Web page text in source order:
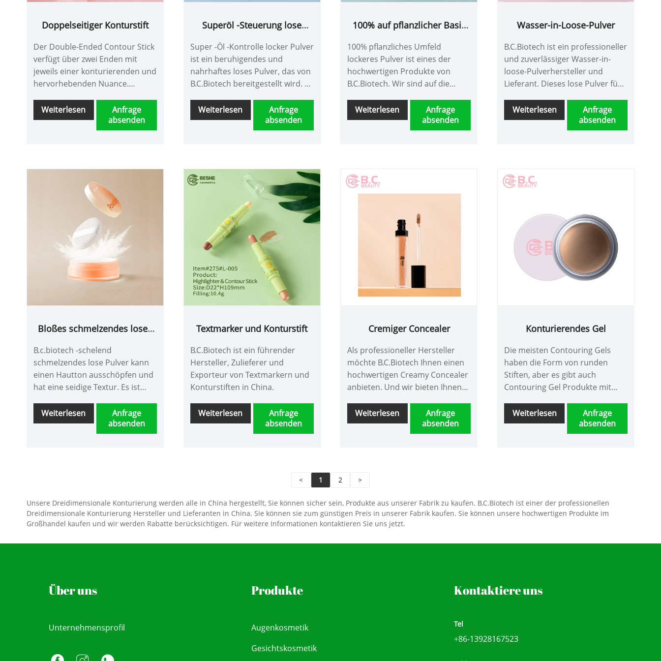
Doppelseitiger Konturstift
Der Double-Ended Contour Stick
verfügt über zwei Enden mit
jeweils einer konturierenden und
hervorhebenden Nuance.
Betonen von Gesichtszügen,
ohne die Basis zu
beeinträchtigen. Wir empfehlen,
anschließend den helleren
Highlighter-Ton anzuwenden.
Weiterlesen
Anfrage
absenden
Superöl -Steuerung lose
Super -Öl -Kontrolle locker Pulver
ist ein beruhigendes und
nahrhaftes loses Pulver, das von
B.C.Biotech bereitgestellt wird. Es
haften, geeignet für
verschiedene Personen. Wir
Weiterlesen
Anfrage
absenden
100% auf pflanzlicher Basis
100% pflanzliches Umfeld
lockeres Pulver ist eines der
hochwertigen Produkte von
B.C.Biotech. Wir sind auf die
Schönheitsprodukten
spezialisiert. Dieses lose Pulver
ist antioxidativ, langlebig,
Weiterlesen
Anfrage
absenden
Wasser-in-Loose-Pulver
B.C.Biotech ist ein professioneller
und zuverlässiger Wasser-in-
loose-Pulverhersteller und
Lieferant. Dieses lose Pulver fühlt
Hautton gleichmäßig und
natürlich. Es kann in
verschiedenen Farbtönen für
aller besser zu entsprechen.
uns jederzeit zu Preisen
kontaktieren.
Weiterlesen
Anfrage
absenden
Bloßes schmelzendes loses
B.c.biotech -schelend
schmelzendes lose Pulver kann
einen Hautton ausschöpfen und
hat eine seidige Textur. Es ist
bequem zu bedienen und hat
einen natürlichen, sicheren und
schönen Make-up-Look.
Weiterlesen
Anfrage
absenden
Textmarker und Konturstift
B.C.Biotech ist ein führender
Hersteller, Zulieferer und
Exporteur von Textmarkern und
Konturstiften in China.
Weiterlesen
Anfrage
absenden
Cremiger Concealer
Als professioneller Hersteller
möchte B.C.Biotech Ihnen einen
hochwertigen Creamy Concealer
anbieten. Und wir bieten Ihnen
pünktliche Lieferung.
Weiterlesen
Anfrage
absenden
Konturierendes Gel
Die meisten Contouring Gels
haben die Form von runden
Stiften, aber es gibt auch
Contouring Gel Produkte mit
Weiterlesen
Anfrage
absenden
< 1 2 >
Unsere Dreidimensionale Konturierung werden alle in China hergestellt, Sie können sicher sein, Produkte aus unserer Fabrik zu kaufen. B.C.Biotech ist einer der professionellen
Dreidimensionale Konturierung Hersteller und Lieferanten in China. Sie können sie zum günstigen Preis in unserer Fabrik kaufen. Sie können unsere hochwertigen Produkte im
Großhandel kaufen und wir werden Rabatte berücksichtigen. Für weitere Informationen kontaktieren Sie uns jetzt.
Über uns
Unternehmensprofil
Produkte
Augenkosmetik
Gesichtskosmetik
Kontaktiere uns
Tel
+86-13928167523